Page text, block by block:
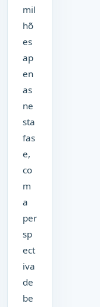
mil
hõ
es
ap
en
as
ne
sta
fas
e,
co
m
a
per
sp
ect
iva
de
be